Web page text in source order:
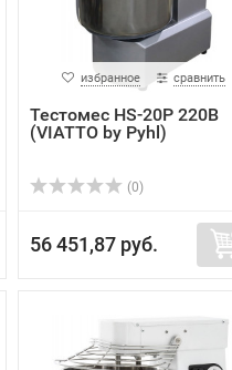
избранное сравнить
Тестомес HS-20P 220В
(VIATTO by Pyhl)
(0)
56 451,87 руб.